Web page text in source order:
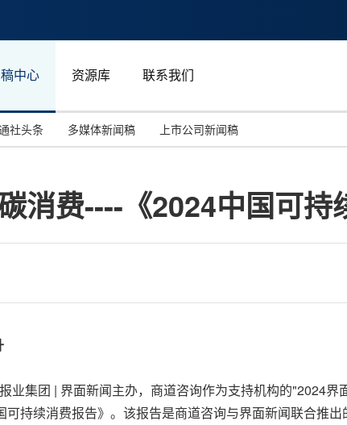
中心 资源库 联系我们
投资并购
能源化工与环保
马来西亚
社头条 多媒体新闻稿 上市公司新闻稿
消费----《2024中国可持
业集团 | 界面新闻主办，商道咨询作为支持机构的"2024
持续消费报告》。该报告是商道咨询与界面新闻联合推